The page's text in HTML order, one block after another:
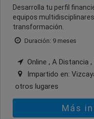
Desarrolla tu perfil
equipos
transformación.
Duración: 9 meses
Online , A Distancia
Impartido en:
otros lugares
Más